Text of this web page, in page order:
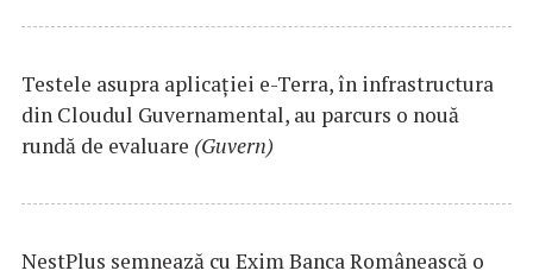
Testele asupra aplicaţiei e-Terra, în infrastructura
din Cloudul Guvernamental, au parcurs o nouă
rundă de evaluare (Guvern)
NestPlus semnează cu Exim Banca Românească o